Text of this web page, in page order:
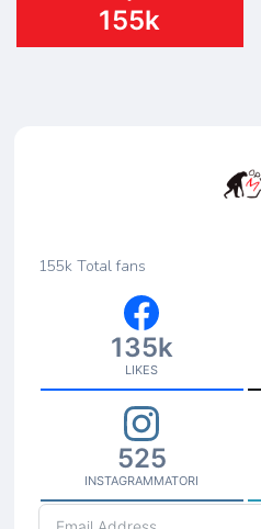
155k
155k Total fans
135k
LIKES
525
INSTAGRAMMATORI